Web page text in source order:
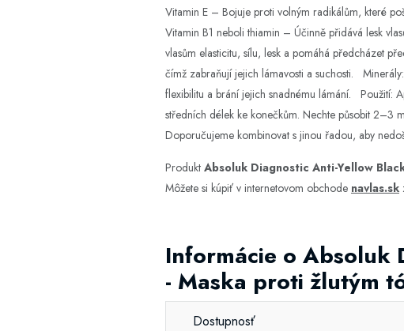
Vitamin E – Bojuje proti volným radikálům, které
Vitamin B1 neboli thiamin – Účinně přidává lesk
vlasům elasticitu, sílu, lesk a pomáhá předcházet
čímž zabraňují jejich lámavosti a suchosti.
flexibilitu a brání jejich snadnému lámání. Použití:
středních délek ke konečkům. Nechte působit 2–3
Doporučujeme kombinovat s jinou řadou, aby
Produkt Absoluk Diagnostic Anti-Yellow
Môžete si kúpiť v internetovom obchode navlas.sk
Informácie o Absoluk
- Maska proti žlutým
Dostupnosť